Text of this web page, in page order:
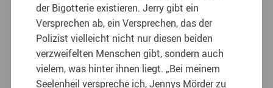
der Bigotterie existieren. Jerry gibt ein
Versprechen ab, ein Versprechen, das der
Polizist vielleicht nicht nur diesen beiden
verzweifelten Menschen gibt, sondern auch
vielem, was hinter ihnen liegt. „Bei meinem
Seelenheil verspreche ich, Jennys Mörder zu